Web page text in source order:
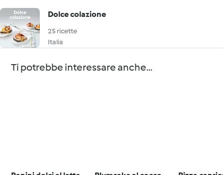
Dolce colazione
25 ricette
Italia
Ti potrebbe interessare anche...